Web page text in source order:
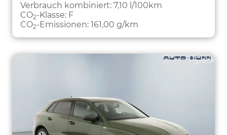
Verbrauch kombiniert: 7,10 l/100km
CO2-Klasse: F
CO2-Emissionen: 161,00 g/km